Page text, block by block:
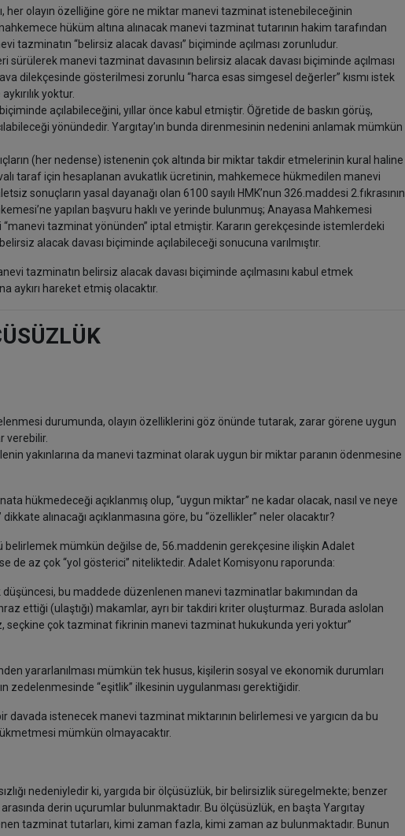
her olayın özelliğine göre ne miktar manevi tazminat istenebileceğinin
hüküm altına alınacak manevi tazminat tutarının hakim tarafından
tazminatın “belirsiz alacak davası” biçiminde açılması zorunludur.
sürülerek manevi tazminat davasının belirsiz alacak davası biçiminde açılması
dilekçesinde gösterilmesi zorunlu “harca esas simgesel değerler” kısmı istek
yoktur.
açılabileceğini, yıllar önce kabul etmiştir. Öğretide de baskın görüş,
yönündedir. Yargıtay’ın bunda direnmesinin nedenini anlamak mümkün
(her nedense) istenenin çok altında bir miktar takdir etmelerinin kural haline
taraf için hesaplanan avukatlık ücretinin, mahkemece hükmedilen manevi
sonuçların yasal dayanağı olan 6100 sayılı HMK’nun 326.maddesi 2.fıkrasının
yapılan başvuru haklı ve yerinde bulunmuş; Anayasa Mahkemesi
“manevi tazminat yönünden” iptal etmiştir. Kararın gerekçesinde istemlerdeki
alacak davası biçiminde açılabileceği sonucuna varılmıştır.
tazminatın belirsiz alacak davası biçiminde açılmasını kabul etmek
aykırı hareket etmiş olacaktır.
durumunda, olayın özelliklerini göz önünde tutarak, zarar görene uygun
verebilir.
yakınlarına da manevi tazminat olarak uygun bir miktar paranın ödenmesine
hükmedeceği açıklanmış olup, “uygun miktar” ne kadar olacak, nasıl ve neye
alınacağı açıklanmasına göre, bu “özellikler” neler olacaktır?
mümkün değilse de, 56.maddenin gerekçesine ilişkin Adalet
de az çok “yol gösterici” niteliktedir. Adalet Komisyonu raporunda:
bu maddede düzenlenen manevi tazminatlar bakımından da
ettiği (ulaştığı) makamlar, ayrı bir takdiri kriter oluşturmaz. Burada aslolan
seçkine çok tazminat fikrinin manevi tazminat hukukunda yeri yoktur”
yararlanılması mümkün tek husus, kişilerin sosyal ve ekonomik durumları
zedelenmesinde “eşitlik” ilkesinin uygulanması gerektiğidir.
istenecek manevi tazminat miktarının belirlemesi ve yargıcın da bu
mümkün olmayacaktır.
nedeniyledir ki, yargıda bir ölçüsüzlük, bir belirsizlik süregelmekte; benzer
derin uçurumlar bulunmaktadır. Bu ölçüsüzlük, en başta Yargıtay
tazminat tutarları, kimi zaman fazla, kimi zaman az bulunmaktadır. Bunun